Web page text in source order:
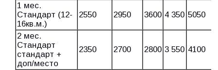
1 мес.
Стандарт (12-
16кв.м.)
2550 2950 3600 4 350 5050
2 мес.
Стандарт
стандарт +
доп/место
2350 2700 2800 3 550 4100